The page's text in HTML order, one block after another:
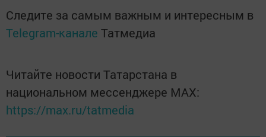
Следите за самым важным и интересным в
Telegram-канале Татмедиа
Читайте новости Татарстана в
национальном мессенджере MАХ:
https://max.ru/tatmedia